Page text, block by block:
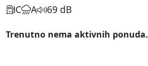
C A 69 dB
Trenutno nema aktivnih ponuda.